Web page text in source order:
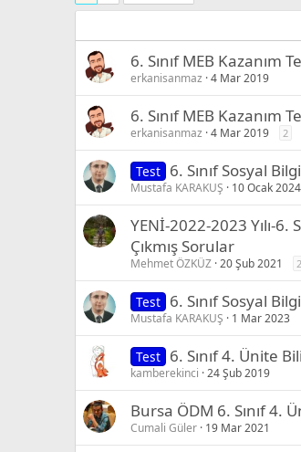
6. Sınıf MEB Kazanım
erkanisanmaz 4 Mar 2019
6. Sınıf MEB Kazanım
erkanisanmaz 4 Mar 2019 2
Test 6. Sınıf Sosyal
Mustafa KARAKUŞ 10 Ocak 2024
YENİ-2022-2023 Yılı-6.
Çıkmış Sorular
Mehmet ÖZKÜZ 20 Şub 2021 2
Test 6. Sınıf Sosyal
Mustafa KARAKUŞ 1 Mar 2023
Test 6. Sınıf 4. Ünite
kamberekinci 24 Şub 2019
Bursa ÖDM 6. Sınıf 4.
Cumali Güler 19 Mar 2021